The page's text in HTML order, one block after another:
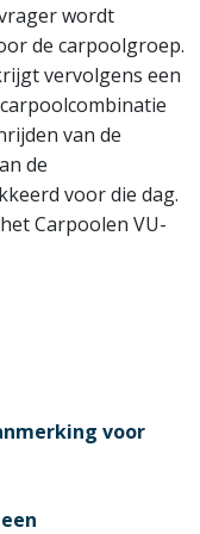
wordt
de carpoolgroep.
vervolgens een
van de
de
voor die dag.
Carpoolen VU-
voor